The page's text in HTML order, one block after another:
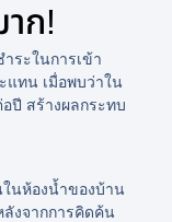
าก!
ระในการเข้า
แทน เมื่อพบว่าใน
ปี สร้างผลกระทบ
ในห้องน้ำของบ้าน
ลังจากการคิดค้น